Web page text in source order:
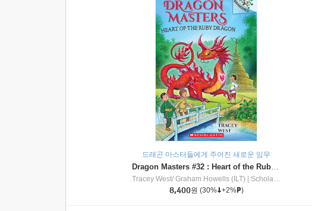
드래곤 마스터들에게 주어진 새로운 임무
Dragon Masters #32 : Heart of the Ruby Dragon (A Branches Book)
Tracey West/ Graham Howells (ILT)
Scholastic Inc
8,400원 (30% +2% )